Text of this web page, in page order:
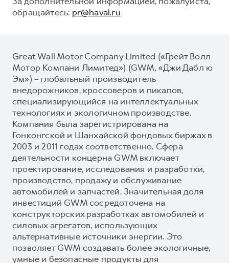
обращайтесь: pr@haval.ru
Great Wall Motor Company Limited («Грейт Волл
Мотор Компани Лимитед») (GWM, «Джи Дабл ю
Эм») – глобальный производитель
внедорожников, кроссоверов и пикапов,
специализирующийся на интеллектуальных
технологиях и экологичном производстве.
Компания была зарегистрирована на
Гонконгской и Шанхайской фондовых биржах в
2003 и 2011 годах соответственно. Сфера
деятельности концерна GWM включает
проектирование, исследования и разработки,
производство, продажу и обслуживание
автомобилей и запчастей. Значительная доля
инвестиций GWM сосредоточена на
конструкторских разработках автомобилей и
силовых агрегатов, использующих
альтернативные источники энергии. Это
позволяет GWM создавать более экологичные,
умные и безопасные продукты для